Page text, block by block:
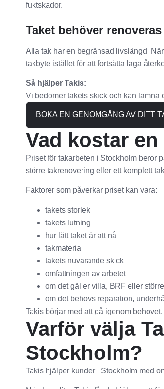
fuktskador.
Taket behöver
Alla tak har en begränsad livslängd.
takbyte istället för att fortsätta laga
Så hjälper Takis:
Vi bedömer takets skick och kan lämna
BOKA EN GENOMGÅNG AV DITT
Vad kostar
Priset för takarbeten i Stockholm beror
större takrenovering eller ett komplett
Faktorer som påverkar priset kan vara:
takets storlek
takets lutning
hur lätt taket är att nå
takmaterial
takets nuvarande skick
omfattningen av arbetet
om det gäller villa, BRF eller
om det behövs reparation,
Takis börjar med att gå igenom
Varför välja
Stockholm?
Takis hjälper kunder i Stockholm med